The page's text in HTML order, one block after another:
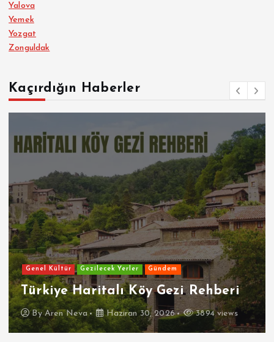
Yalova
Yemek
Yozgat
Zonguldak
Kaçırdığın Haberler
Genel Kültür Gezilecek Yerler Gündem
Türkiye Haritalı Köy Gezi Rehberi
ByAren Neva Haziran 30, 2026 3894 views